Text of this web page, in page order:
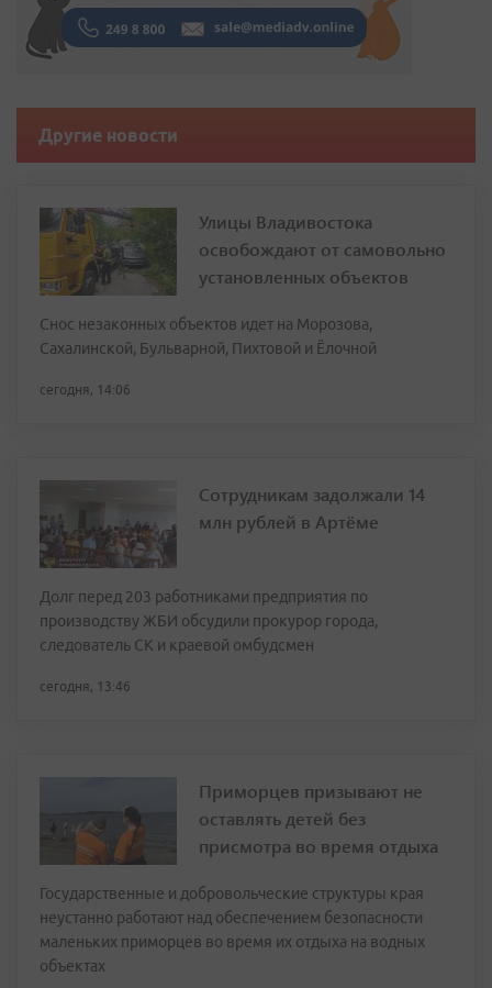
Другие новости
Улицы Владивостока
освобождают от самовольно
установленных объектов
Снос незаконных объектов идет на Морозова,
Сахалинской, Бульварной, Пихтовой и Ёлочной
сегодня, 14:06
Сотрудникам задолжали 14
млн рублей в Артёме
Долг перед 203 работниками предприятия по
производству ЖБИ обсудили прокурор города,
следователь СК и краевой омбудсмен
сегодня, 13:46
Приморцев призывают не
оставлять детей без
присмотра во время отдыха
Государственные и добровольческие структуры края
неустанно работают над обеспечением безопасности
маленьких приморцев во время их отдыха на водных
объектах